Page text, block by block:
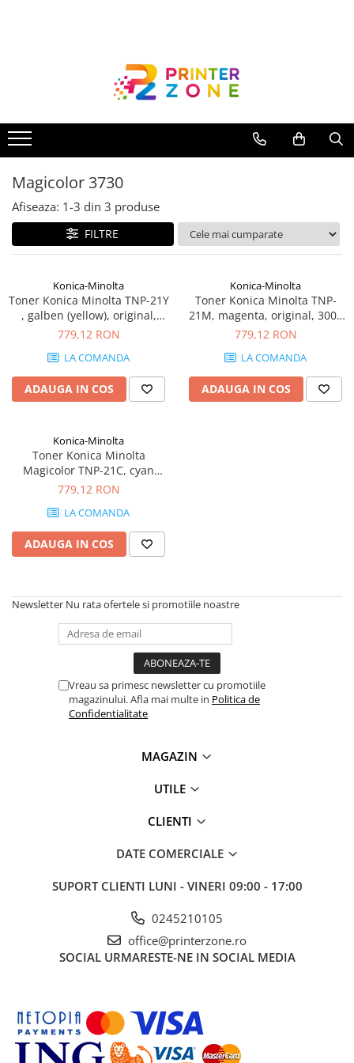
Imprimante cu jet
Multifunctionale laser
Multifunctionale cu jet
Imprimante etichete
Imprimante termice
Scanere
Accesorii imprimante
Accesorii multifunctionale
Piese schimb
Plottere
Consumabile imprimanta
Drum unit
Capete imprimare
Cartuse inkjet si cerneala
Ribbon
compatibile
Tonere compatibile
Cartuse compatibile
Drum unit compatibile
Printare 3D
Imprimante 3D
Laptop-uri 2 in 1
Piese si accesorii
Desktop PC
PC Office
Magicolor 3730
Afiseaza: 1-3 din 3 produse
FILTRE
Konica-Minolta
Toner Konica Minolta TNP-21Y
, galben (yellow), original,
3000 pagini
779,12 RON
LA COMANDA
ADAUGA IN COS
Konica-Minolta
Toner Konica Minolta TNP-
21M, magenta, original, 3000
pagini
779,12 RON
LA COMANDA
ADAUGA IN COS
Konica-Minolta
Toner Konica Minolta
Magicolor TNP-21C, cyan
(albastru), original, 3000
779,12 RON
LA COMANDA
ADAUGA IN COS
Newsletter Nu rata ofertele si promotiile noastre
Vreau sa primesc newsletter cu promotiile
magazinului. Afla mai multe in Politica de
Confidentialitate
MAGAZIN
UTILE
CLIENTI
DATE COMERCIALE
SUPORT CLIENTI LUNI - VINERI 09:00 - 17:00
0245210105
office@printerzone.ro
SOCIAL URMARESTE-NE IN SOCIAL MEDIA